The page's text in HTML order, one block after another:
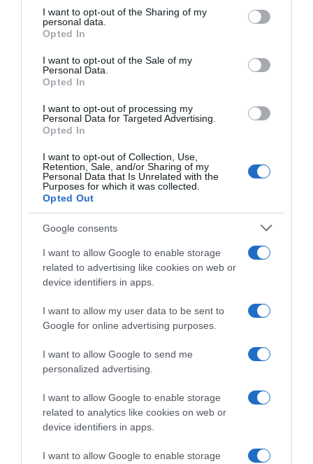
not limited to your visit or usage behaviour. You may click to
grant or deny consent to Google and its third-party tags to
use your data for below specified purposes in below Google
consent section.
I want to opt-out of the Sharing of my
personal data.
Opted In
I want to opt-out of the Sale of my
Personal Data.
Opted In
I want to opt-out of processing my
Personal Data for Targeted Advertising.
Opted In
I want to opt-out of Collection, Use,
Retention, Sale, and/or Sharing of my
Personal Data that Is Unrelated with the
Purposes for which it was collected.
Opted Out
Google consents
I want to allow Google to enable storage
related to advertising like cookies on web or
device identifiers in apps.
I want to allow my user data to be sent to
Google for online advertising purposes.
I want to allow Google to send me
personalized advertising.
I want to allow Google to enable storage
related to analytics like cookies on web or
device identifiers in apps.
I want to allow Google to enable storage
Εξαρθρώθηκε μεγάλο κύκλωμα
διακινητών στην Ισπανία –
Μετέφεραν ναρκωτικά προς την
Αλγερία και μετανάστες προς την
Οι ισπανικές αρχές προχώρησαν σε 78 συλλήψεις - Πώς